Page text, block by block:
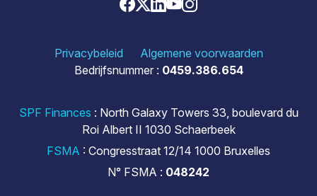
Privacybeleid
Algemene voorwaarden
Bedrijfsnummer : 0459.386.654
SPF Finances : North Galaxy Towers 33, boulevard du
Roi Albert II 1030 Schaerbeek
FSMA : Congresstraat 12/14 1000 Bruxelles
N° FSMA : 048242